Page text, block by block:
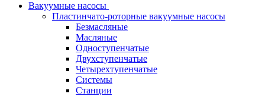
Вакуумные насосы
Пластинчато-роторные вакуумные насосы
Безмасляные
Масляные
Одноступенчатые
Двухступенчатые
Четырехтупенчатые
Системы
Станции